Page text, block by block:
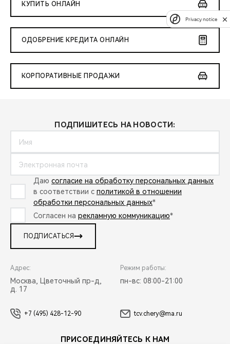
КУПИТЬ ОНЛАЙН
ОДОБРЕНИЕ КРЕДИТА ОНЛАЙН
КОРПОРАТИВНЫЕ ПРОДАЖИ
ПОДПИШИТЕСЬ НА НОВОСТИ:
Даю согласие на обработку персональных данных
в соответствии с политикой в отношении
обработки персональных данных*
Согласен на рекламную коммуникацию*
ПОДПИСАТЬСЯ
Адрес:
Москва, Цветочный пр-д,
д. 17
Режим работы:
пн-вс: 08:00-21:00
+7 (495) 428-12-90 tcv.chery@ma.ru
ПРИСОЕДИНЯЙТЕСЬ К НАМ
Privacy notice